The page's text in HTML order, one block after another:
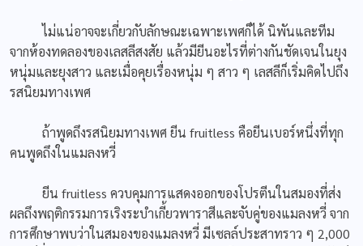
ไม่แน่อาจจะเกี่ยวกับลักษณะเฉพาะเพศก็ได้ นิพันและทีม
จากห้องทดลองของเลสลีสงสัย แล้วมียีนอะไรที่ต่างกันชัดเจนในยุง
หนุ่มและยุงสาว และเมื่อคุยเรื่องหนุ่ม ๆ สาว ๆ เลสลีก็เริ่มคิดไปถึง
รสนิยมทางเพศ
ถ้าพูดถึงรสนิยมทางเพศ ยีน fruitless คือยีนเบอร์หนึ่งที่ทุก
คนพูดถึงในแมลงหวี่
ยีน fruitless ควบคุมการแสดงออกของโปรตีนในสมองที่ส่ง
ผลถึงพฤติกรรมการเริงระบำเกี้ยวพาราสีและจับคู่ของแมลงหวี่ จาก
การศึกษาพบว่าในสมองของแมลงหวี่ มีเซลล์ประสาทราว ๆ 2,000